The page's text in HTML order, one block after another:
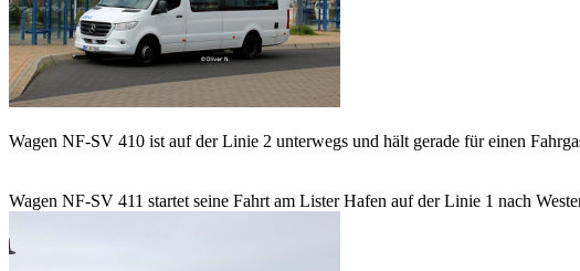
Wagen NF-SV 410 ist auf der Linie 2 unterwegs und hält gerade für einen
Wagen NF-SV 411 startet seine Fahrt am Lister Hafen auf der Linie 1 nach